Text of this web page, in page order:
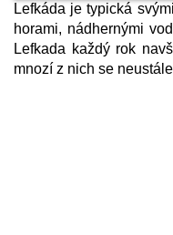
Lefkáda je typická
horami, nádhernými
Lefkada každý rok
mnozí z nich se